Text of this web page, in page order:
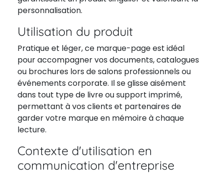
personnalisation.
Utilisation du produit
Pratique et léger, ce marque-page est idéal
pour accompagner vos documents, catalogues
ou brochures lors de salons professionnels ou
événements corporate. Il se glisse aisément
dans tout type de livre ou support imprimé,
permettant à vos clients et partenaires de
garder votre marque en mémoire à chaque
lecture.
Contexte d'utilisation en
communication d'entreprise